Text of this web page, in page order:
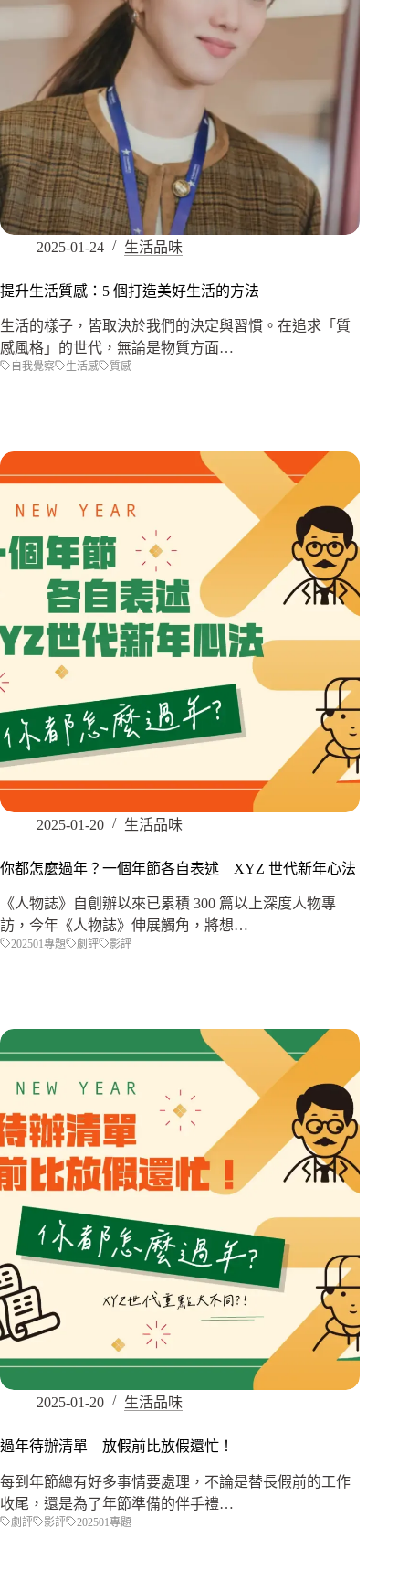
2025-01-24 生活品味
提升生活質感：5 個打造美好生活的方法
生活的樣子，皆取決於我們的決定與習慣。在追求「質
感風格」的世代，無論是物質方面…
自我覺察 生活感 質感
2025-01-20 生活品味
你都怎麼過年？一個年節各自表述 XYZ 世代新年心法
《人物誌》自創辦以來已累積 300 篇以上深度人物專
訪，今年《人物誌》伸展觸角，將想…
202501專題 劇評 影評
2025-01-20 生活品味
過年待辦清單 放假前比放假還忙！
每到年節總有好多事情要處理，不論是替長假前的工作
收尾，還是為了年節準備的伴手禮…
劇評 影評 202501專題